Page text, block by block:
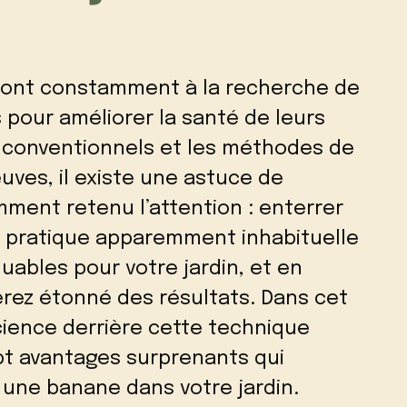
constamment à la recherche de
améliorer la santé de leurs
et les méthodes de
il existe une astuce de
retenu l’attention : enterrer
apparemment inhabituelle
pour votre jardin, et en
étonné des résultats. Dans cet
derrière cette technique
avantages surprenants qui
banane dans votre jardin.